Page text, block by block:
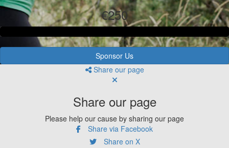
€250
Sponsor Us
Share our page
Share our page
Please help our cause by sharing our page
Share via Facebook
Share on X